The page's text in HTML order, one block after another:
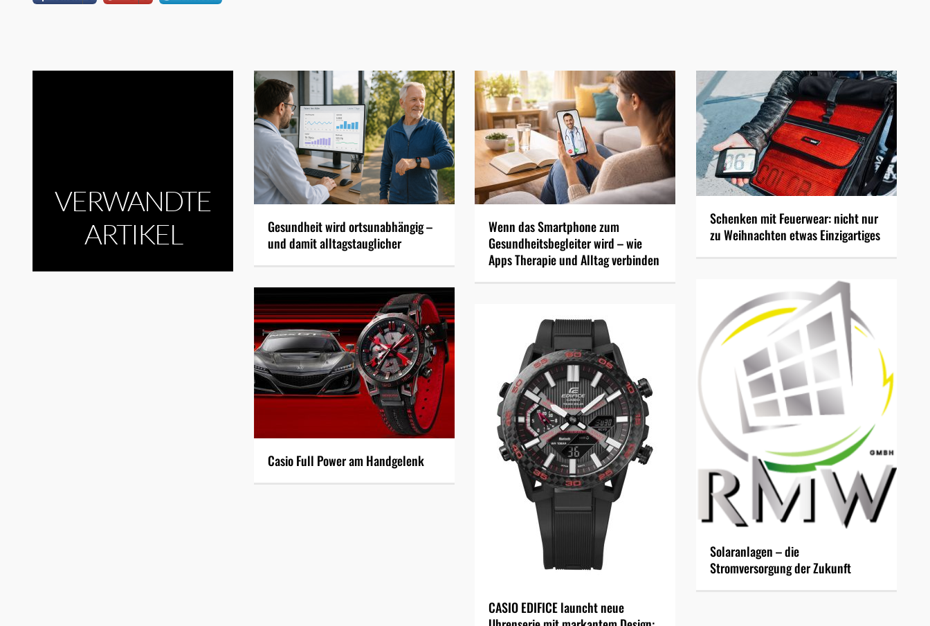
VERWANDTE
ARTIKEL
Gesundheit wird ortsunabhängig –
und damit alltagstauglicher
Wenn das Smartphone zum
Gesundheitsbegleiter wird – wie
Apps Therapie und Alltag verbinden
Schenken mit Feuerwear: nicht nur
zu Weihnachten etwas Einzigartiges
Solaranlagen – die
Stromversorgung der Zukunft
Casio Full Power am Handgelenk
CASIO EDIFICE launcht neue